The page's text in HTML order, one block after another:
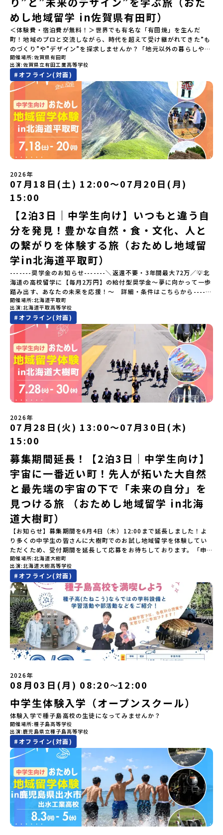
さいね😊▶︎全体説明会のアーカイブはこちら（アーカイブを視聴す
る）YouTube：https://youtu.be/Yt8nd04aNgA?
si=e5erbspvwz5O8_uF【アーカイブ内容】・おためし地域留学の
魅力・メリット・2026年度、日本全国20以上の対象地域について・
安心のサポート体制・質疑応答※各地域の詳細なプログラムは、以
下の【STEP2】個別説明会にて紹介しています。ーーーーーーーー
ーーーーーーーーーーーーーーーー💡疑問も不安もワクワクに変え
る！2つのステップ知りたいことに合わせて、2つの説明会をご活用
ください！【STEP1】全体オンライン説明会の視聴（☆上の動画で
いつでも視聴可能です） 〜まずは「おためし地域留学」を知りたい
方へ〜プログラムの全体像や魅力、サポート体制について解説しま
す。 【STEP2】個別プログラム説明会（☆順次ページを公開しま
す）〜「地域別のプログラム」を具体的に知りたい方へ〜 「現地で
は何をするの？」という疑問にお答えする説明会です。その場所な
らではのプログラムをたっぷりお伝えします！🚩現在公開中の個別
説明会はこちらから（順次公開予定）【5/7(木)】北海道平取町
【5/8(金)】熊本県芦北町▼おためし地域留学の情報▼おためし地域
体験」のプログラム開催情報を公式LINEにて配信中！ぜひご登録く
ださい♪気になることや不安な点は、LINEから気軽にご相談くださ
い。👉 【LINE登録はこちら】
めし地域留学 in佐賀県有田町）
＜体験費・宿泊費が無料！＞世界でも有名な「有田焼」を生んだ
町！地域のプロと交流しながら、時代を超えて受け継がれてきた”も
のづくり”や”デザイン”を探求しませんか？「地元以外の暮らしや文
化が気になる。いつか留学してみたい！」「豊かな自然と伝統文
化、町並みに興味がある！」「ものづくりやきれいなデザインが好
き！」そんな中学生のみなさんにおすすめ！「おためし地域留学体
験」は、日本全国約200の高校と連携し、地域の枠を超えて学校生活
を送る「地域みらい留学」をプチ体験できるプログラムです。はじ
めてのひとり旅でも安心！現地でもスタッフがしっかりとサポート
いたします。今回のフィールドは「佐賀県有田町（ありたちょ
う）」佐賀県の西部にある有田町は、江戸時代から400年以上続く
「窯業（ようぎょう）」の町。 窯（かま）で粘土を焼いてつくるも
のづくりが、この町の文化として今も受け継がれています。世界で
も知られる「有田焼」は、この窯業の中から生まれました。長い歴
史の中で積み重ねられてきた技術や工夫、そして“つくる人の想
い”が、この町には残っています。また、文化施設が「日本遺産」や
「日本の20世紀遺産」に認定されるなど日本を代表する伝統工芸の
町です。さらに、有田町には「日本の棚田百選」に選ばれた「岳の
棚田（たなだ）」や「名水百選」や「水源の森百選」に選ばれた
「竜門峡（りゅうもんきょう）」など、思わず立ち止まりたくなる
ような自然も広がり、歴史・文化・自然が重なり合う、“本物”に出
会える場所です。そんな歴史・文化が豊かな佐賀県有田町で実際に
町を歩きながら学ぶフィールドワークをしたり、有田焼づくりに関
わる職人、町で暮らすプロデザイナー、地元の高校で学ぶ生徒など
と交流しながら「伝統的なものづくり」や「未来のデザイン」を一
緒に探求できます。ただ体験するだけじゃなくて、 “どうしてこの形
なんだろう？” “自分だったらどんなデザインにする？” そんなふう
に考える時間も、このプログラムの大切なポイントです。ここで出
会う人や体験が、自分の「好き」や「未来」につながるかもしれま
せん。この町でしかできない、ちょっと特別な体験を、ぜひ楽しん
でみませんか？体験のおすすめポイント体験プログラム内容（予
定）＜１日目＞（PM）「オリエンテーション・自己紹介ワーク」
「有田工業高校見学」 -陶芸技術をまなぶ！「セラミック科」のま
なび場を体験 -デザインセンスをまなぶ！「デザイン科」のまなび
場を体験「フィールドワーク」 -有田の歴史ある名所巡り -有田
の歴史的な町並みを体感する「有田焼絵付けアクティビティ」 -職
人さんからまなぶ！有田焼伝統の「絵付け」体験ワークショップ
（協力：clay studio）「みんなで楽しもう！BBQ」 -BBQづく
り -仲間や地元の高校生、町の大人たちと交流・対話＜２日目＞
（AM）「1日目の振り返り」「ワークショップ」 -ゲスト講師によ
（PM）「ランチ/お土産タイム」解散※天候の状況や参加人数によ
ってプログラムを変更する場合がございます。参加概要【開催場
所】佐賀県 有田町（ありたちょう）【実施日程】7月4日（土）〜7
月5日（日）※参加が確定した方には6月5日（金） 18:30～20:00に
「参加者向け事前オンライン研修」をご案内する予定です。必ず参
加をお願いします。【集合場所・時間】7月4日(土) 12：00 JR有田
駅※12：00までにJR有田駅に到着する便で手配ください。【解散場
所・時間】7月5日(日) 13：00頃 JR有田駅【対象】中学2年生、中
学3年生【宿泊先】ありこや（佐賀県西松浦郡有田町）※地域みらい
留学生が活用している宿泊施設（シェアハウス）です。※1室1名で
宿泊いただく予定です。 【旅行代金】無料※旅行代金に含まれる費
用のうち、以下の内容が無料となります：・宿泊費（1泊分）・プロ
グラム内のアクティビティ・体験費用・一部の食事代*以下の費用は
参加者のご負担となります・集合場所までの往復交通費・お土産代
や自由時間の個人飲食費などの個人的費用【募集人数】最大5名（お
申し込み多数の場合は抽選の上決定）【参加者決定】お申し込み多
数の場合は、締め切り後1週間を目途に当落結果をご連絡いたしま
す。【申し込み受付期間】5月7日(木)12：00 から 5月21日(木)
12：00まで疑問も不安もワクワクに変える！「おためし地域留学」
ステップアップ説明会プログラムの内容を詳しく知りたい方や、お
申し込みを迷われている方向けにZoomでのオンライン配信を行い
ます。知りたい情報のレベルに合わせて、以下の2つのステップをご
活用ください。【STEP 1】全体オンライン説明会〜まずは「おため
し地域留学」を知りたい方へ〜日本全国20以上の地域から選んで参
加できる「おためし地域留学」の全体像や魅力について、説明会を
開催しました。中学生一人での参加にあたり、保護者様が特に気に
なる「安全面」や「事務局のサポート体制」についても詳しく解説
しています。ぜひ、ご自宅からお気軽にご視聴ください。▶︎ [アーカ
イブ動画を視聴する]YouTube：
https://youtu.be/Yt8nd04aNgA?
si=e5erbspvwz5O8_uF【STEP 2】有田町プログラム説明会〜
「有田町」の内容を具体的に深掘りしたい方へ〜全体説明を聞いた
うえで、「有田町では具体的に何をするの？」「どんな町なの？」
という疑問にお答えする説明会です。有田町ならではの豊かな文化
や、2泊3日のプログラムの中身をたっぷりとお伝えします。日
時： 5月11日(月) 19：00〜19：40内 容： 有田町ってどんなとこ
ろ？、プログラム詳細解説、質疑応答お申し込み：https://c-
mirai.jp/events/068058お気軽にどうぞ！「はじめての一人旅だ
けど大丈夫？」「どんな体験ができるの？」そんな保護者様の不安
や、中学生のみなさんの素朴な疑問にスタッフが直接お答えしま
す。チャットでの質問も可能ですので、ぜひご自宅からリラックス
してご参加ください。▼お申し込み前に必ずご確認ください・参加
規約への同意プログラムへの参加申し込みいただく前に、「お申し
込みに関する各規約」への同意が必須となります。ご確認くださ
開催場所 佐賀県有田町
出演 佐賀県立有田工業高等学校
#オフライン(対面)
2026年
07月18日(土) 12:00〜07月20日(月)
15:00
【2泊3日｜中学生向け】いつもと違う自
分を発見！豊かな自然・食・文化、人と
の繋がりを体験する旅（おためし地域留
学in北海道平取町）
-------奨学金のお知らせ-------＼返還不要・3年間最大72万／💡北
海道の高校留学に【毎月2万円】の給付型奨学金～夢に向かって一歩
踏み出す、あなたの未来を応援！～ 詳細・条件はこちらから------
---------------------------＜体験費・宿泊費が無料＞累計3,000万
部以上販売された大人気マンガ「ゴールデンカムイ」の実写版映画
に登場する町！北海道の「アイヌ文化継承の地」で自然や食を体験
してみませんか？「地元以外の地域の暮らしが気になる。いつか留
学してみたい！」「アイヌ文化の歴史や、マンガに登場する世界を
自分の手で探求したい！」「自然が好きでもっと触れてあそびた
い！」そんな中学生のみなさんにおすすめ！「おためし地域留学体
験」は、日本全国約200の高校と連携し、地域の枠を超えて学校生活
を送る「地域みらい留学」をプチ体験できるプログラムです。はじ
めてのひとり旅でも安心！現地でもスタッフがしっかりとサポート
いたします。今回のフィールドは「北海道平取町（びらとりちょ
う）」北海道の南に位置する平取町（びらとりちょう）。壮大な自
然と「アイヌ文化」が継承されている町として広く知られていま
す。町名の「平取（びらとり）」は、アイヌ語「ピラ・ウトゥル」
（崖の間を意味）という言葉から名付けられました。見上げるほど
大きな山々が連なる「幌尻岳（ぽろしりだけ）」の景色は絶景！日
本一の広さを誇る「すずらん」が咲く花畑や、和牛がのんびりと過
ごす放牧地。日本一の清流に選ばれたこともある、ヤマメやニジマ
スが泳ぐ「沙流川（さるがわ）」。他の地域では見ることのできな
い圧倒的スケールの自然を味わうことができます。さらに、源義経
（みなもとのよしつね）とも縁が深いとされている地域で、義経を
祀った神社や公園などが存在し、アイヌ民族と日本の歴史を交差す
る瞬間を肌で体感できる町です。北の大地で育まれた「アイヌ文
化」とは？「アイヌ」の文化は北海道を中心とした北部周辺で、先
住民族である「アイヌ民族」によって大切に育まれてきた文化で
す。日本語とは異なる響きを持つ「アイヌ語」や、自然界のあらゆ
る物に「魂」が宿ると考える「精神文化」、祭りや家庭での行事な
どに踊られる「古式舞踊」、独特の文様による刺繍（ししゅう）、
木彫り等の工芸など、ユニークな文化が存在します。アイヌ文化で
は、人間のまわりに存在する生き物や自然のチカラ、暮らしの道具
のうち、人間にとって大切な役割を持っているものを「カムイ」と
呼んでいます。いつも自分たちを見守ってくれているもの、例え
ば、身近な動植物や、暮らしに欠かせない火、水、風、そして雄大
な山や川などもすべて「カムイ」です。この文化と精神性をテーマ
にした大人気マンガ「ゴールデンカムイ」は、累計3000万部以上販
売され、2026年3月に映画の続編も公開されるなど注目を集めてい
ます。今回は、平取町の中でもアイヌ文化に触れることのできる
「二風谷（にぶたに）コタン」へ出発！アイヌの家や暮らし、食な
どを体感することができます。ぜひ現地で味わってみてください
生との特別な交流この旅の大きな魅力は、地元の「平取高校」の先
輩たちと過ごす時間です。 ただ校舎を眺める見学ではありません。
高校生が自ら企画したアクティビティを通じて、年の近い先輩たち
と本音で交流することができます。魅力的な大人たちと対話をしな
がら町の歴史や「生き方」を学ぶことができ、大充実の2泊3日にな
ること間違いなし！そんなユニークな魅力がたっぷりつまった北海
道平取町へ、人生の可能性をひらく特別な旅に出発しませんか？体
験のおすすめポイント体験プログラム内容（予定）＜1日目＞
（PM）「オリエンテーション・自己紹介ワーク」「高校生企画①-
遊び編-」 -平取高校生と仲を深める「びらとりの歴史・文化を知
る！アイヌ文化フィールドワーク」 -アイヌ文化博物館でアイヌ文
化を理解する -アイヌ伝統文化を感じるアクティビティ「1日を振
り返るーみんなで体験シェア」＜2日目＞（AM）「平取高校見学・
寮見学」 -平取高校の特徴を知る学校体験 -在校生との対話「高
校生企画②-町の紹介編-」 -ビンゴをしながら町を知ろう！（PM）
「自然と農を感じる！農業アクティビティ」 -平取特産の「びらと
開催場所 北海道平取町
出演 北海道平取高等学校
#オフライン(対面)
2026年
07月28日(火) 13:00〜07月30日(木)
15:00
募集期間延長！【2泊3日｜中学生向け】
宇宙に一番近い町！先人が拓いた大自然
と最先端の宇宙の下で「未来の自分」を
見つける旅 （おためし地域留学 in北海
道大樹町）
【お知らせ】募集期間を6月4日（木）12:00まで延長しました！よ
り多くの中学生の皆さんに大樹町でのお試し地域留学を体験してい
ただくため、受付期間を延長して応募をお待ちしております。「申
し込みのタイミングを逃してしまった」という方も、この機会にぜ
ひ一歩踏み出してみませんか？※都合により締め切りを早める場合
がございます。お早目にご応募ください！-------------------------
-------------------＼返還不要・3年間最大72万／💡北海道の高校留
学に【毎月2万円】の給付型奨学金～夢に向かって一歩踏み出す、あ
なたの未来を応援！～ 詳細・条件はこちらから------------------
--------------------------ーーーーーーーーーーーーーーーーーー
ーーーーーーーーーーーーーー＜体験費・宿泊費が無料！＞民間ロ
ケットの打ち上げ成功で話題になった町！ 北海道の「宇宙版シリコ
ンバレー」を目指す大樹町で、最先端テクノロジーとどこまでも続
く大自然を肌で感じてみませんか？「地元以外の地域の暮らしが気
になる。いつか留学してみたい！」「自分の進学や将来の可能性を
もっとひらきたい！ 」「自然が好きでもっと触れてあそびたい！」
そんな中学生のみなさんにおすすめ！「おためし地域留学体験」
は、日本全国約200の高校と連携し、地域の枠を超えて学校生活を送
る「地域みらい留学」をプチ体験できるプログラムです。はじめて
のひとり旅でも安心！現地でもスタッフがしっかりとサポートいた
します。今回のフィールドは「北海道 大樹町（たいきちょう）」北
海道の東部、十勝の南部に位置する大樹町（たいきちょう）。西に
日高山脈（ひだかさんみゃく）が連なり、東は太平洋に面した自然
豊かな町です。酪農を主体とした農業や漁業、林業が盛んであると
同時に、「宇宙に一番近い町」として航空宇宙産業の誘致を進める
ユニークな顔を持っています 。見上げるほど大きな山々が連なる
「日高山脈（ひだかさんみゃく）」の絶景！牛たちがのんびりと過
ごす放牧地や、海が見える珍しい温泉。日本一の清流に選ばれたこ
ともある「歴舟川（れきふねがわ）」。 他の地域では見ることので
きない圧倒的スケールの自然と、新しい産業が交差する瞬間を肌で
体感できる町です。北の大地で脈々と受け継がれる 「フロンティア
スピリッツ」を体感！ 「フロンティアスピリッツ（開拓者精神）」
開催場所 北海道大樹町
出演 北海道大樹高等学校
#オフライン(対面)
2026年
08月03日(月) 08:20〜12:00
中学生体験入学（オープンスクール）
体験入学で種子島高校の生徒になってみませんか？
開催場所 種子島高等学校
出演 鹿児島県立種子島高等学校
#オフライン(対面)